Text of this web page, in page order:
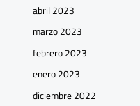
abril 2023
marzo 2023
febrero 2023
enero 2023
diciembre 2022